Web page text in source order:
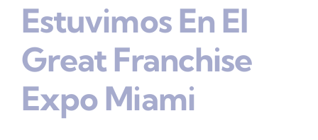
Estuvimos En El
Great Franchise
Expo Miami